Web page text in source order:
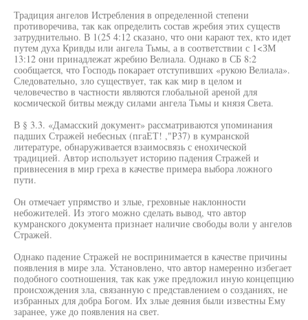
Традиция ангелов Истребления в определенной степени
противоречива, так как определить состав жребия этих существ
затруднительно. В 1(25 4:12 сказано, что они карают тех, кто идет
путем духа Кривды или ангела Тьмы, а в соответствии с 1<ЗМ
13:12 они принадлежат жребию Велиала. Однако в СБ 8:2
сообщается, что Господь покарает отступивших «рукою Велиала».
Следовательно, зло существует, так как мир в целом и
человечество в частности являются глобальной ареной для
космической битвы между силами ангела Тьмы и князя Света.
В § 3.3. «Дамасский документ» рассматриваются упоминания
падших Стражей небесных (пгаЕТ! ,"Р37) в кумранской
литературе, обнаруживается взаимосвязь с енохической
традицией. Автор использует историю падения Стражей и
привнесения в мир греха в качестве примера выбора ложного
пути.
Он отмечает упрямство и злые, греховные наклонности
небожителей. Из этого можно сделать вывод, что автор
кумранского документа признает наличие свободы воли у ангелов
Стражей.
Однако падение Стражей не воспринимается в качестве причины
появления в мире зла. Установлено, что автор намеренно избегает
подобного соотношения, так как уже предложил иную концепцию
происхождения зла, связанную с представлением о созданиях, не
избранных для добра Богом. Их злые деяния были известны Ему
заранее, уже до появления на свет.